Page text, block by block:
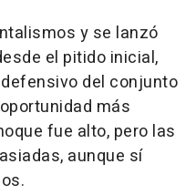
y se lanzó
el pitido inicial,
del conjunto
más
fue alto, pero las
aunque sí